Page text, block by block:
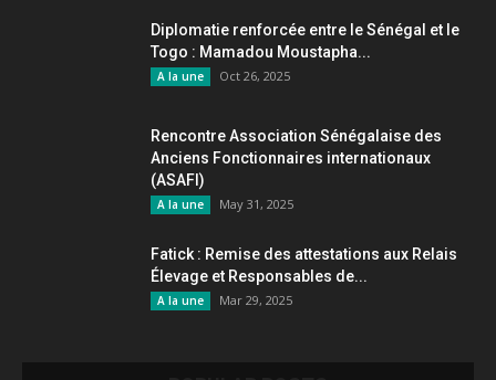
Diplomatie renforcée entre le Sénégal et le
Togo : Mamadou Moustapha...
A la une Oct 26, 2025
Rencontre Association Sénégalaise des
Anciens Fonctionnaires internationaux
(ASAFI)
A la une May 31, 2025
Fatick : Remise des attestations aux Relais
Élevage et Responsables de...
A la une Mar 29, 2025